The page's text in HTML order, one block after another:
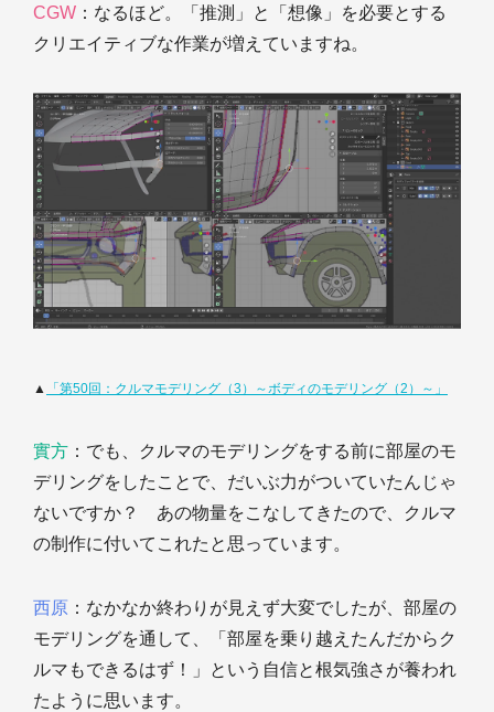
CGW ：なるほど。「推測」と「想像」を必要とする
クリエイティブな作業が増えていますね。
▲ 「第50回：クルマモデリング（3）～ボディのモデリング（2）～」
實方 ：でも、クルマのモデリングをする前に部屋のモ
デリングをしたことで、だいぶ力がついていたんじゃ
ないですか？ あの物量をこなしてきたので、クルマ
の制作に付いてこれたと思っています。
西原 ：なかなか終わりが見えず大変でしたが、部屋の
モデリングを通して、「部屋を乗り越えたんだからク
ルマもできるはず！」という自信と根気強さが養われ
たように思います。